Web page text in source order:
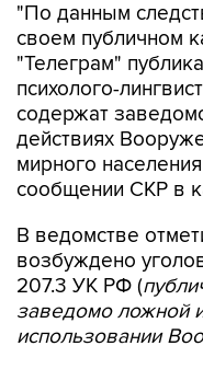
"По данным
своем публичном
"Телеграм"
психолого-
содержат
действиях
мирного
сообщении СКР в
В ведомстве
возбуждено
207.3 УК РФ (
заведомо ложной
использовании